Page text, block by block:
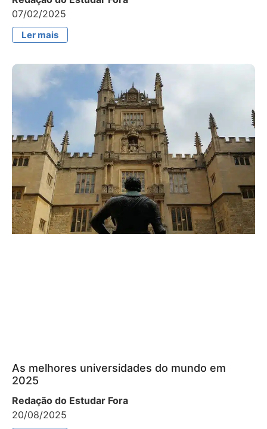
07/02/2025
Ler mais
As melhores universidades do mundo em
2025
Redação do Estudar Fora
20/08/2025